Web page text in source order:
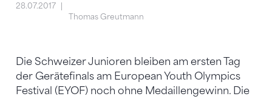
28.07.2017
Thomas Greutmann
Die Schweizer Junioren bleiben am ersten Tag
der Gerätefinals am European Youth Olympics
Festival (EYOF) noch ohne Medaillengewinn. Die